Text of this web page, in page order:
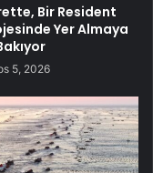
Bir Resident
Yer Almaya
5, 2026